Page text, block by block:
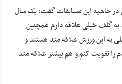
در حاشیه این مسابقات گفت: یک سال
گلف خیلی علاقه دارم همچنین
به این ورزش علاقه مند هستند و
را تقویت کنم و هم بیشتر علاقه مند